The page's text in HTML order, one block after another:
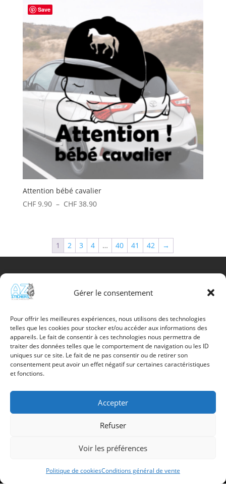
Gérer le consentement
Pour offrir les meilleures expériences, nous utilisons des technologies
telles que les cookies pour stocker et/ou accéder aux informations des
appareils. Le fait de consentir à ces technologies nous permettra de
traiter des données telles que le comportement de navigation ou les ID
uniques sur ce site. Le fait de ne pas consentir ou de retirer son
consentement peut avoir un effet négatif sur certaines caractéristiques
et fonctions.
Accepter
Refuser
Voir les préférences
Politique de cookiesConditions général de vente
à
CHF 40.90
Save
Attention bébé cavalier
CHF9.90 – CHF38.90Plage
CHF 9.90
1 2 3 4 … 40 41 42 →
Info utile
Promotions
Nouveaux produits
Meilleures Ventes
Contactez-nous
Politique de confidentialité
Mon compte
079 337 91 98 –contact@az-stickers.ch